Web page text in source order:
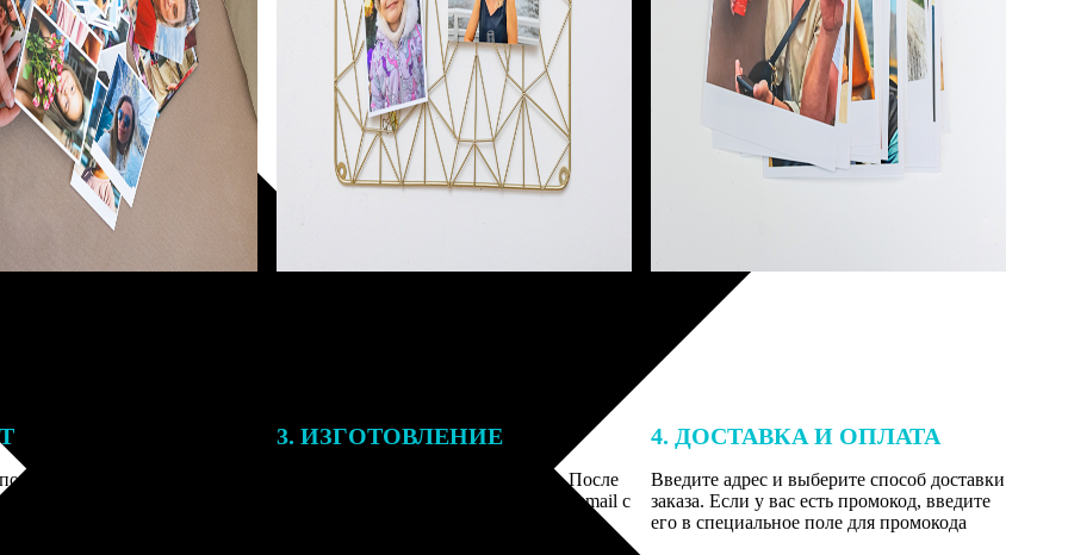
заказа к печати
могут связаться с Вами
телефону или email для
деталей.
3. ИЗГОТОВЛЕНИЕ
Оплатите заказ банковской картой. После
оплаты получите подтверждение на email с
описанием заказа. Когда отправим заказ
4. ДОСТАВКА И ОПЛАТА
Введите адрес и выберите способ доставки
заказа. Если у вас есть промокод, введите
его в специальное поле для промокода